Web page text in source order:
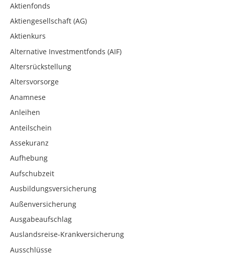
Aktienfonds
Aktiengesellschaft (AG)
Aktienkurs
Alternative Investmentfonds (AIF)
Altersrückstellung
Altersvorsorge
Anamnese
Anleihen
Anteilschein
Assekuranz
Aufhebung
Aufschubzeit
Ausbildungsversicherung
Außenversicherung
Ausgabeaufschlag
Auslandsreise-Krankversicherung
Ausschlüsse